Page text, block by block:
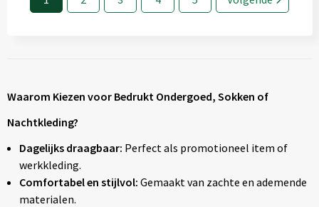
Waarom Kiezen voor Bedrukt Ondergoed, Sokken of
Nachtkleding?
Dagelijks draagbaar: Perfect als promotioneel item of
werkkleding.
Comfortabel en stijlvol: Gemaakt van zachte en ademende
materialen.